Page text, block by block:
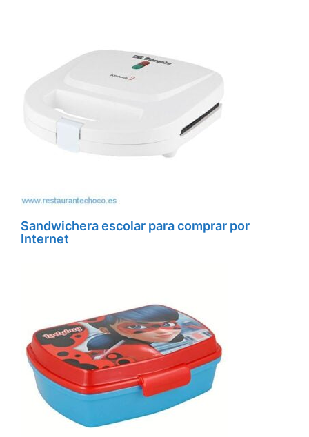
Sandwichera escolar para comprar por
Internet